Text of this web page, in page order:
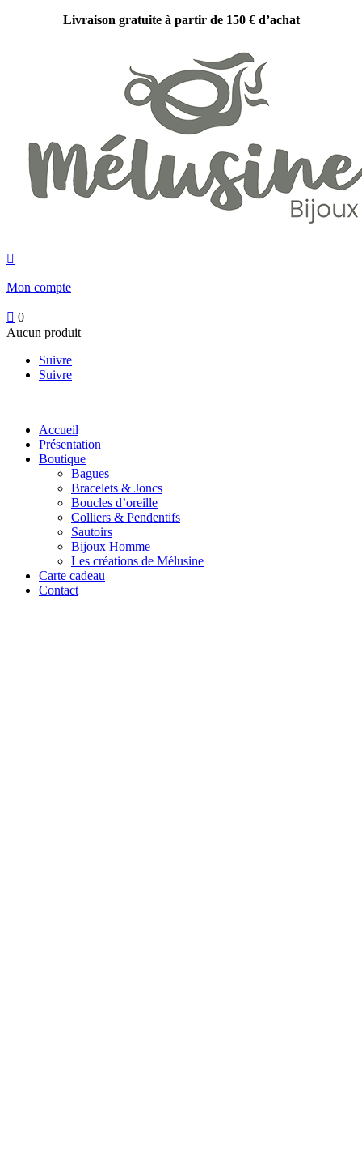
Livraison gratuite à partir de 150 € d’achat

Mon compte
 0
Aucun produit
Suivre
Suivre
Accueil
Présentation
Boutique
Bagues
Bracelets & Joncs
Boucles d’oreille
Colliers & Pendentifs
Sautoirs
Bijoux Homme
Les créations de Mélusine
Carte cadeau
Contact